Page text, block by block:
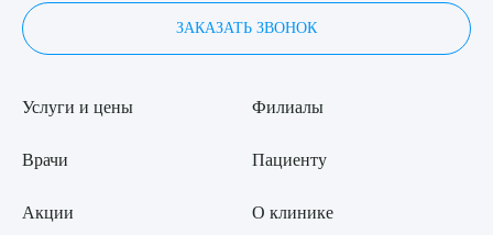
ЗАКАЗАТЬ ЗВОНОК
Услуги и цены
Врачи
Акции
Филиалы
Пациенту
О клинике
Я даю согласие на